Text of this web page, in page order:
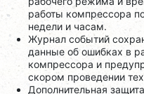
работы компрессора
недели и часам.
Журнал событий
данные об ошибках в
компрессора и
скором проведении
Дополнительная